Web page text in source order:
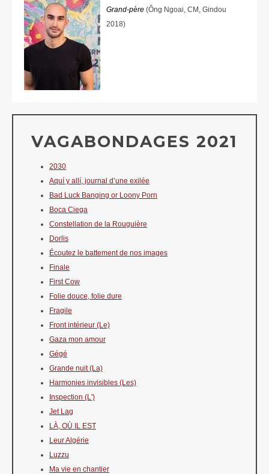
Grand-père (Ông Ngoai, CM, Gindou
2018)
VAGABONDAGES 2021
2030
Aquí y allí, journal d’une exilée
Bad Luck Banging or Loony Porn
Boca Ciega
Constellation de la Rouguière
Dorlis
Écoutez le battement de nos images
Finale
First Cow
Folie douce, folie dure
Fragile
Front intérieur (Le)
Gaza mon amour
Gégé
Grande nuit (La)
Harmonies invisibles (Les)
Inspection (L')
Jet Lag
LÀ, OÙ IL EST
Leur Algérie
Luzzu
Ma vie en chantier